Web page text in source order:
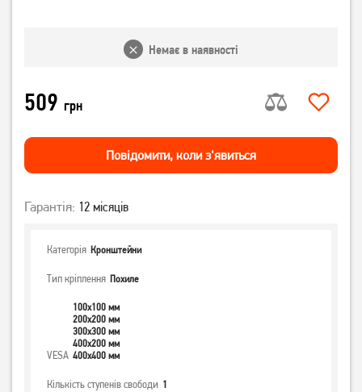
Немає в наявності
509 грн
Повiдомити, коли з'явиться
Гарантія: 12 місяців
Категорія Кронштейни
Тип кріплення Похиле
VESA
100x100 мм
200x200 мм
300x300 мм
400x200 мм
400x400 мм
Кількість ступенів свободи 1